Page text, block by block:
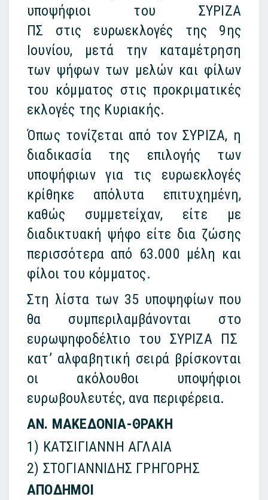
υποψήφιοι του ΣΥΡΙΖΑ
ΠΣ στις ευρωεκλογές της 9ης
Ιουνίου, μετά την καταμέτρηση
των ψήφων των μελών και φίλων
του κόμματος στις προκριματικές
εκλογές της Κυριακής.
Όπως τονίζεται από τον ΣΥΡΙΖΑ, η
διαδικασία της επιλογής των
υποψήφιων για τις ευρωεκλογές
κρίθηκε απόλυτα επιτυχημένη,
καθώς συμμετείχαν, είτε με
διαδικτυακή ψήφο είτε δια ζώσης
περισσότερα από 63.000 μέλη και
φίλοι του κόμματος.
Στη λίστα των 35 υποψηφίων που
θα συμπεριλαμβάνονται στο
ευρωψηφοδέλτιο του ΣΥΡΙΖΑ ΠΣ
κατ’ αλφαβητική σειρά βρίσκονται
οι ακόλουθοι υποψήφιοι
ευρωβουλευτές, ανα περιφέρεια.
ΑΝ. ΜΑΚΕΔΟΝΙΑ-ΘΡΑΚΗ
1) ΚΑΤΣΙΓΙΑΝΝΗ ΑΓΛΑΙΑ
2) ΣΤΟΓΙΑΝΝΙΔΗΣ ΓΡΗΓΟΡΗΣ
ΑΠΟΔΗΜΟΙ